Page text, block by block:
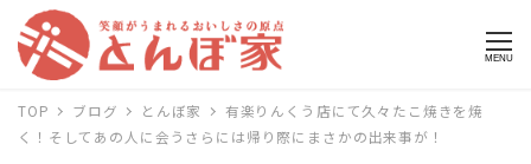
MENU
TOP ブログ とんぼ家
有楽りんくう店にて久々たこ焼きを焼
く！そしてあの人に会うさらには帰り際にまさかの出来事が！